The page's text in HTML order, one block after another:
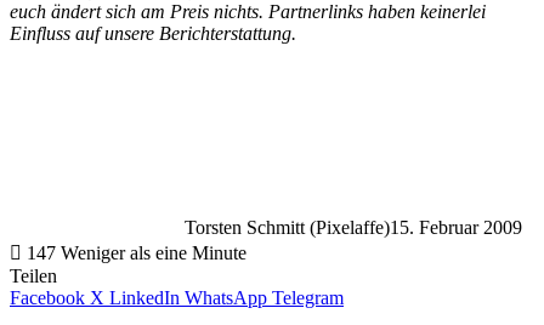
euch ändert sich am Preis nichts. Partnerlinks haben keinerlei
Einfluss auf unsere Berichterstattung.
Torsten Schmitt (Pixelaffe)15. Februar 2009
147 Weniger als eine Minute
Teilen
Facebook X LinkedIn WhatsApp Telegram